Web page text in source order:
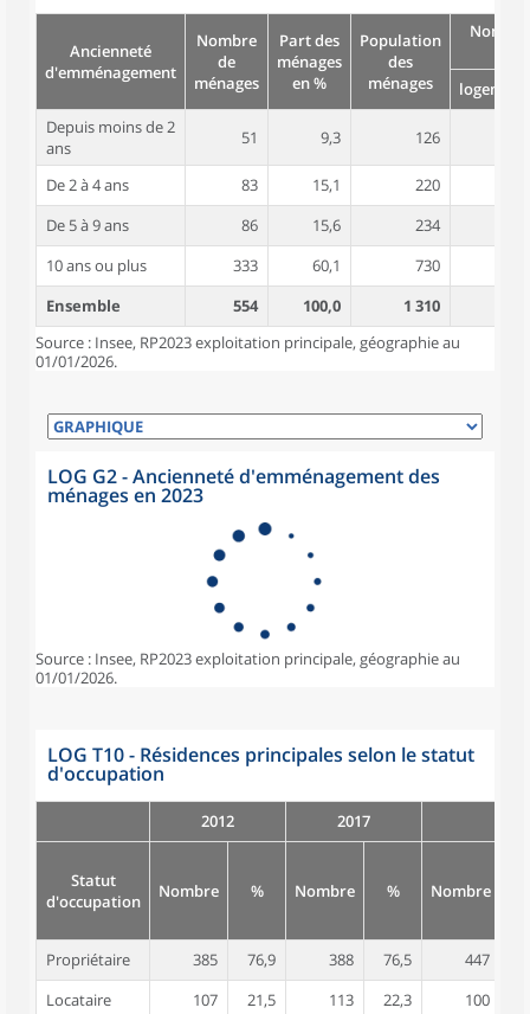
Ancienneté
d'emménagement
Nombre
de
ménages
Part des
ménages
en %
Population
des
ménages
logement
Depuis moins de 2
ans
51 9,3 126
De 2 à 4 ans 83 15,1 220
De 5 à 9 ans
86 15,6 234
10 ans ou plus
333 60,1 730
Ensemble
554 100,0 1 310
Source : Insee, RP2023 exploitation principale, géographie au
01/01/2026.
LOG G2 - Ancienneté d'emménagement des
ménages en 2023
Source : Insee, RP2023 exploitation principale, géographie au
01/01/2026.
LOG T10 - Résidences principales selon le statut
d'occupation
2012 2017
Statut
d'occupation
Nombre % Nombre % Nombre
Propriétaire 385 76,9 388 76,5 447
Locataire
107 21,5 113 22,3 100